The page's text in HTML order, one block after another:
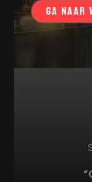
GA NAAR